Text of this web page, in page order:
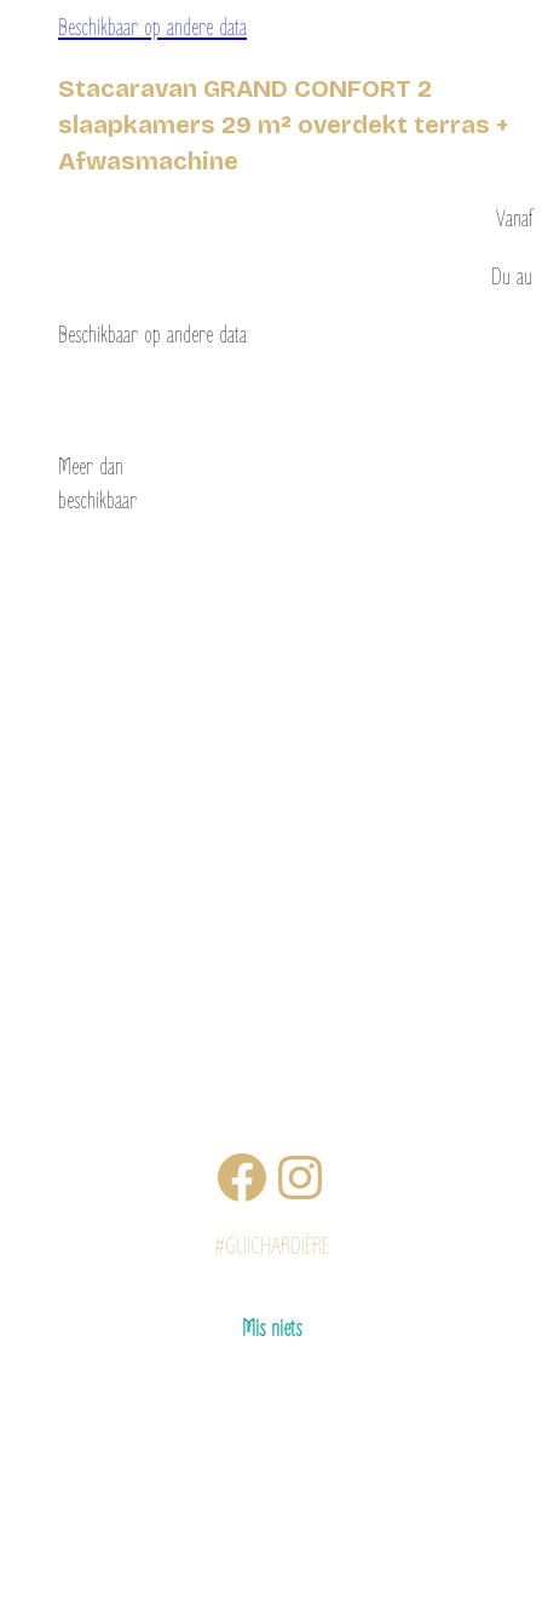
Beschikbaar op andere data
Stacaravan GRAND CONFORT 2
slaapkamers 29 m² overdekt terras +
Afwasmachine
Vanaf
Du au
Beschikbaar op andere data
Meer dan
beschikbaar
#GUICHARDIÈRE
Mis niets